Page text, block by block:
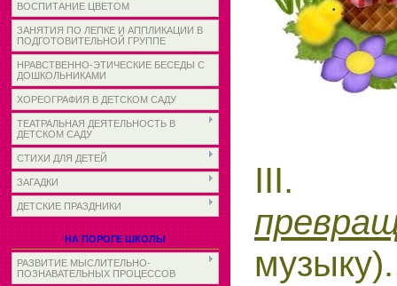
ВОСПИТАНИЕ ЦВЕТОМ
ЗАНЯТИЯ ПО ЛЕПКЕ И АППЛИКАЦИИ В
ПОДГОТОВИТЕЛЬНОЙ ГРУППЕ
НРАВСТВЕННО-ЭТИЧЕСКИЕ БЕСЕДЫ С
ДОШКОЛЬНИКАМИ
ХОРЕОГРАФИЯ В ДЕТСКОМ САДУ
ТЕАТРАЛЬНАЯ ДЕЯТЕЛЬНОСТЬ В
ДЕТСКОМ САДУ
СТИХИ ДЛЯ ДЕТЕЙ
ЗАГАДКИ
ДЕТСКИЕ ПРАЗДНИКИ
НА ПОРОГЕ ШКОЛЫ
РАЗВИТИЕ МЫСЛИТЕЛЬНО-
ПОЗНАВАТЕЛЬНЫХ ПРОЦЕССОВ